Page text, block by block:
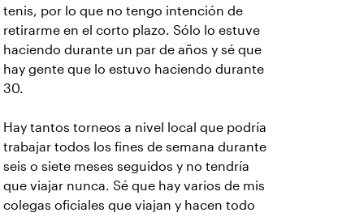
tenis, por lo que no tengo intención de
retirarme en el corto plazo. Sólo lo estuve
haciendo durante un par de años y sé que
hay gente que lo estuvo haciendo durante
30.
Hay tantos torneos a nivel local que podría
trabajar todos los fines de semana durante
seis o siete meses seguidos y no tendría
que viajar nunca. Sé que hay varios de mis
colegas oficiales que viajan y hacen todo